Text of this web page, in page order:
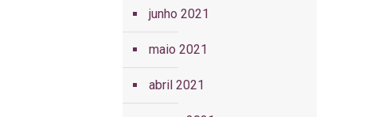
junho 2021
maio 2021
abril 2021